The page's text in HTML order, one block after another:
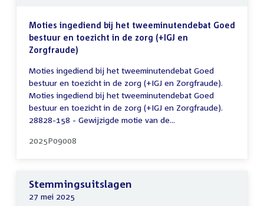
Moties ingediend bij het tweeminutendebat Goed
bestuur en toezicht in de zorg (+IGJ en
Zorgfraude)
Moties ingediend bij het tweeminutendebat Goed
bestuur en toezicht in de zorg (+IGJ en Zorgfraude).
Moties ingediend bij het tweeminutendebat Goed
bestuur en toezicht in de zorg (+IGJ en Zorgfraude).
28828-158 - Gewijzigde motie van de...
2025P09008
Stemmingsuitslagen
27 mei 2025